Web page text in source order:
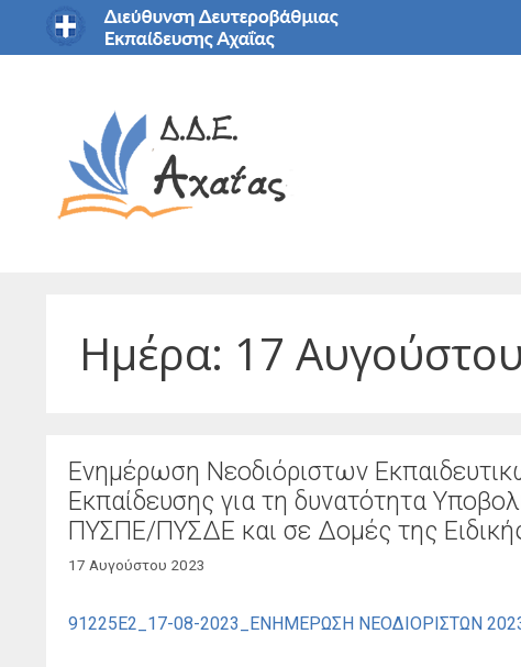
Μετάβαση
Ημέρα: 17
Ενημέρωση Νεοδιόριστων
Εκπαίδευσης για τη δυνατότητα
ΠΥΣΠΕ/ΠΥΣΔΕ και σε Δομές της
17 Αυγούστου 2023
91225Ε2_17-08-2023_ΕΝΗΜΕΡΩΣΗ ΝΕΟΔΙΟΡΙΣΤΩΝ